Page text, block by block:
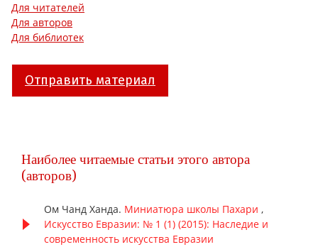
Для читателей
Для авторов
Для библиотек
Отправить материал
Наиболее читаемые статьи этого автора
(авторов)
Ом Чанд Ханда. Миниатюра школы Пахари ,
Искусство Евразии: № 1 (1) (2015): Наследие и
современность искусства Евразии